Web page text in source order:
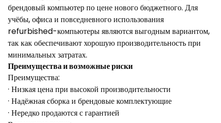
брендовый компьютер по цене нового бюджетного. Для
учёбы, офиса и повседневного использования
refurbished-компьютеры являются выгодным вариантом,
так как обеспечивают хорошую производительность при
минимальных затратах.
Преимущества и возможные риски
Преимущества:
· Низкая цена при высокой производительности
· Надёжная сборка и брендовые комплектующие
· Нередко продаются с гарантией